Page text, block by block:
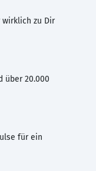
wirklich zu Dir
über 20.000
für ein